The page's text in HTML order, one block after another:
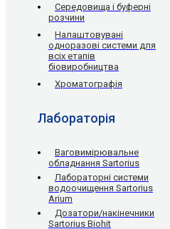
Середовища і буферні
розчини
Налаштовувані
одноразові системи для
всіх етапів
біовиробництва
Хроматографія
Лабораторія
Ваговимірювальне
обладнання Sartorius
Лабораторні системи
водоочищення Sartorius
Arium
Дозатори/накінечники
Sartorius Biohit